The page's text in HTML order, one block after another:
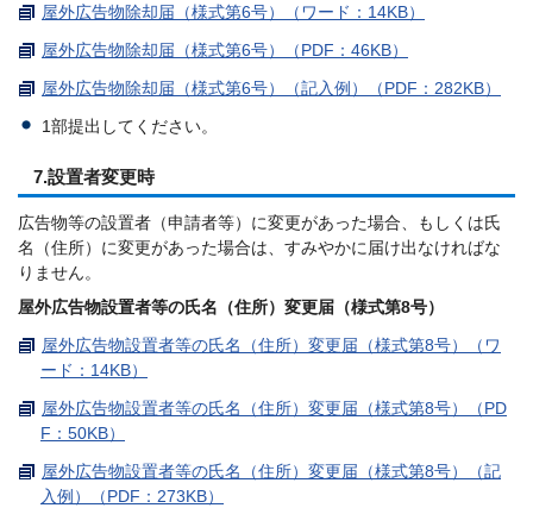
屋外広告物除却届（様式第6号）（ワード：14KB）
屋外広告物除却届（様式第6号）（PDF：46KB）
屋外広告物除却届（様式第6号）（記入例）（PDF：282KB）
1部提出してください。
7.設置者変更時
広告物等の設置者（申請者等）に変更があった場合、もしくは氏
名（住所）に変更があった場合は、すみやかに届け出なければな
りません。
屋外広告物設置者等の氏名（住所）変更届（様式第8号）
屋外広告物設置者等の氏名（住所）変更届（様式第8号）（ワ
ード：14KB）
屋外広告物設置者等の氏名（住所）変更届（様式第8号）（PD
F：50KB）
屋外広告物設置者等の氏名（住所）変更届（様式第8号）（記
入例）（PDF：273KB）